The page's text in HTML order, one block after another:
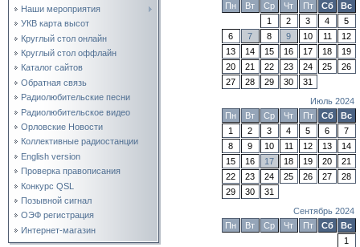
Наши мероприятия
УКВ карта высот
Круглый стол онлайн
Круглый стол оффлайн
Каталог сайтов
Обратная связь
Радиолюбительские песни
Радиолюбительское видео
Орловские Новости
Коллективные радиостанции
English version
Проверка правописания
Конкурс QSL
Позывной сигнал
ОЭФ регистрация
Интернет-магазин
Пн
Вт Ср Чт Пт Сб
Вс
1
2 3 4
5
6
7 8 9 10 11
12
13
14 15 16 17 18
19
20
21 22 23 24 25
26
27
28 29 30
31
Июль 2024
Пн
Вт Ср Чт Пт Сб
Вс
1
2 3 4 5 6
7
8
9 10 11 12 13
14
15
16 17 18 19 20
21
22
23 24 25 26 27
28
29
30
31
Сентябрь 2024
Пн
Вт Ср Чт Пт Сб
Вс
1